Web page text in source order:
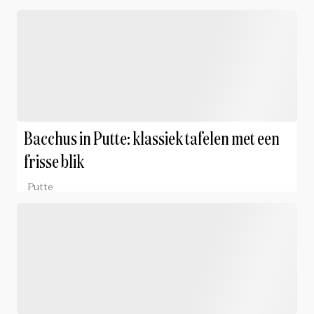
Bacchus in Putte: klassiek tafelen met een
frisse blik
Putte